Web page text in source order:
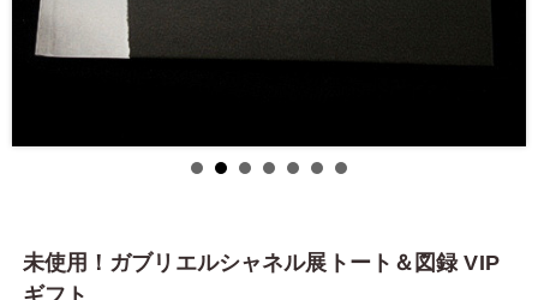
未使用！ガブリエルシャネル展トート＆図録 VIP
ギフト